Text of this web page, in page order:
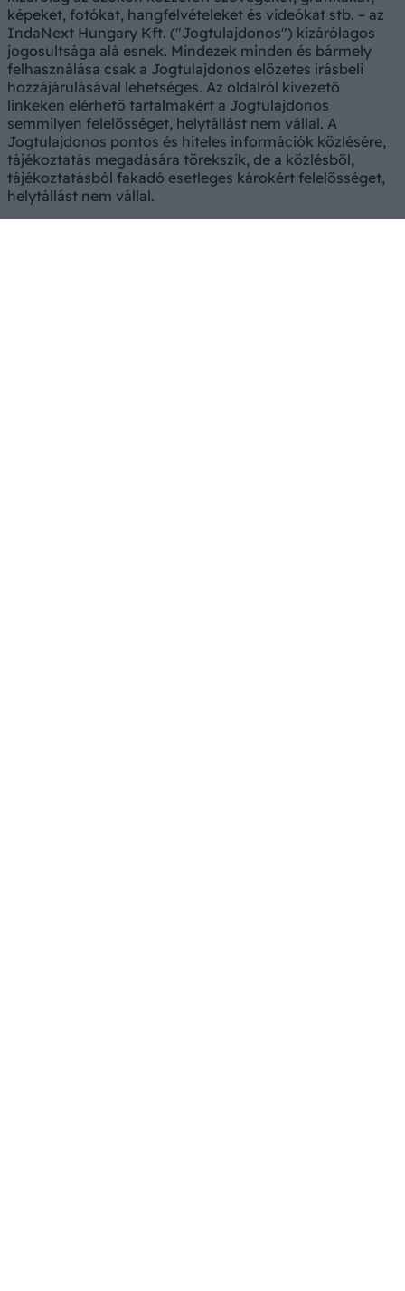
képeket, fotókat, hangfelvételeket és videókat stb. – az
IndaNext Hungary Kft. ("Jogtulajdonos") kizárólagos
jogosultsága alá esnek. Mindezek minden és bármely
felhasználása csak a Jogtulajdonos előzetes írásbeli
hozzájárulásával lehetséges. Az oldalról kivezető
linkeken elérhető tartalmakért a Jogtulajdonos
semmilyen felelősséget, helytállást nem vállal. A
Jogtulajdonos pontos és hiteles információk közlésére,
tájékoztatás megadására törekszik, de a közlésből,
tájékoztatásból fakadó esetleges károkért felelősséget,
helytállást nem vállal.